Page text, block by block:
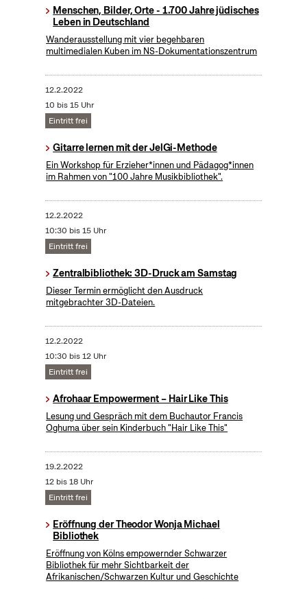
Menschen, Bilder, Orte - 1.700 Jahre jüdisches
Leben in Deutschland
Wanderausstellung mit vier begehbaren
multimedialen Kuben im NS-Dokumentationszentrum
12.2.2022
10 bis 15 Uhr
Eintritt frei
Gitarre lernen mit der JelGi-Methode
Ein Workshop für Erzieher*innen und Pädagog*innen
im Rahmen von "100 Jahre Musikbibliothek".
12.2.2022
10:30 bis 15 Uhr
Eintritt frei
Zentralbibliothek: 3D-Druck am Samstag
Dieser Termin ermöglicht den Ausdruck
mitgebrachter 3D-Dateien.
12.2.2022
10:30 bis 12 Uhr
Eintritt frei
Afrohaar Empowerment – Hair Like This
Lesung und Gespräch mit dem Buchautor Francis
Oghuma über sein Kinderbuch "Hair Like This"
19.2.2022
12 bis 18 Uhr
Eintritt frei
Eröffnung der Theodor Wonja Michael
Bibliothek
Eröffnung von Kölns empowernder Schwarzer
Bibliothek für mehr Sichtbarkeit der
Afrikanischen/Schwarzen Kultur und Geschichte